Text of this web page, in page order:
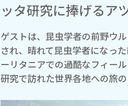
ッタ研究に捧げるア
ゲストは、昆虫学者の前野ウ
され、晴れて昆虫学者になっ
ーリタニアでの過酷なフィー
研究で訪れた世界各地への旅の